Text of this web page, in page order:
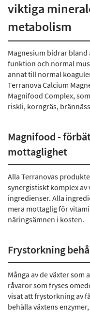
viktiga
metabolism
Magnesium bidrar
funktion och normal
annat till normal
Terranova Calcium
Magnifood Complex,
riskli, korngräs,
Magnifood -
mottaglighet
Alla Terranovas
synergistiskt komplex
ingredienser. Alla
mera mottaglig för
näringsämnen i kosten.
Frystorkning
Många av de växter som
råvaror som fryses
visat att frystorkning av
behålla växtens